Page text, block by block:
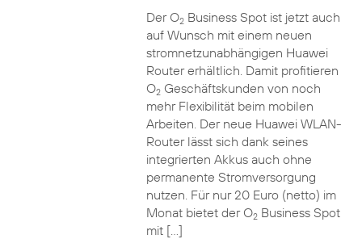
Der O2Business Spot ist jetzt auch
auf Wunsch mit einem neuen
stromnetzunabhängigen Huawei
Router erhältlich. Damit profitieren
O2Geschäftskunden von noch
mehr Flexibilität beim mobilen
Arbeiten. Der neue Huawei WLAN-
Router lässt sich dank seines
integrierten Akkus auch ohne
permanente Stromversorgung
nutzen. Für nur 20 Euro (netto) im
Monat bietet der O2Business Spot
mit […]